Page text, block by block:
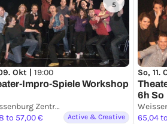
5
Okt | 19:00
Impro-Spiele Workshop
Weissenburg Zentrum LSBTTIQ Stuttgart
to 57,00 €
Active & Creative
So, 11.
6h So
65,04